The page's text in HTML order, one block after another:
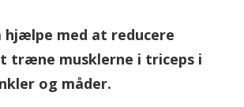
hjælpe med at reducere
træne musklerne i triceps i
og måder.